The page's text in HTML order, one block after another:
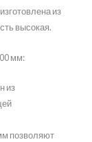
из
высокая.
мм:
из
позволяют